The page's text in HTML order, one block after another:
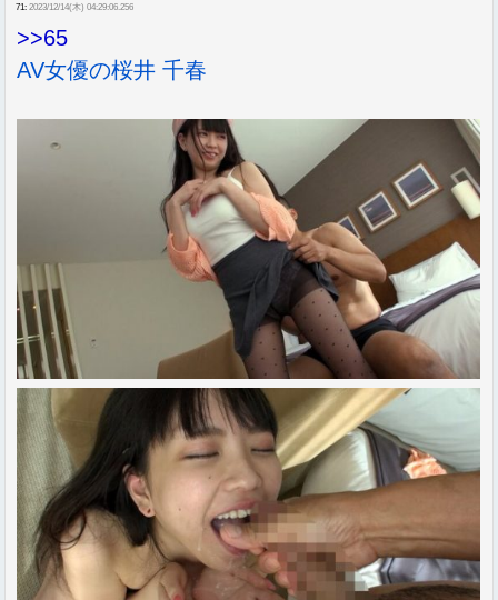
71: 2023/12/14(木) 04:29:06.256
>>65
AV女優の桜井 千春